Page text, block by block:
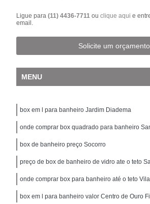
Ligue para(11) 4436-7711ouclique aqui e
email.
Solicite um orçamento
MENU
box em l para banheiro Jardim Diadema
onde comprar box quadrado para banheiro
box de banheiro preço Socorro
preço de box de banheiro de vidro ate o teto
onde comprar box para banheiro até o teto
box em l para banheiro valor Centro de Ouro